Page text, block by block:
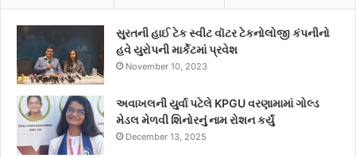
સુરતની હાઈ ટેક સ્વીટ વૉટર ટેકનોલોજી કંપનીનો
હવે યુરોપની માર્કેટમાં પ્રવેશ
November 10, 2023
અવાખલની યુર્વા પટેલે KPGU વરણામામાં ગોલ્ડ
મેડલ મેળવી શિનોરનું નામ રોશન કર્યું
December 13, 2025